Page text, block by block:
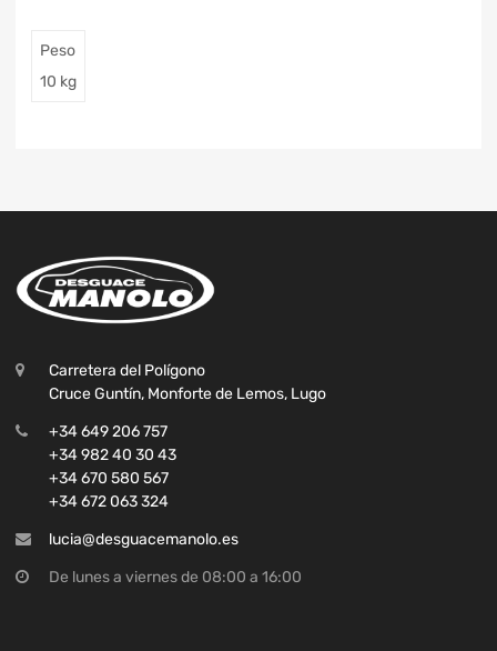
Peso
10 kg
Carretera del Polígono
Cruce Guntín, Monforte de Lemos, Lugo
+34 649 206 757
+34 982 40 30 43
+34 670 580 567
+34 672 063 324
lucia@desguacemanolo.es
De lunes a viernes de 08:00 a 16:00